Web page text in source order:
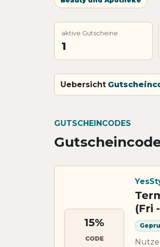
aktive Gutscheine
1
Uebersicht
GUTSCHEINCODES
15%
CODE
(Fri
Nutze